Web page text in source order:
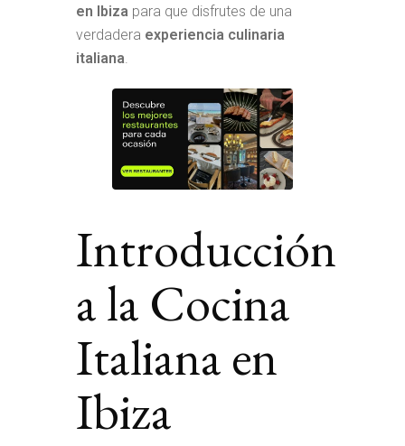
en Ibiza para que disfrutes de una
verdadera experiencia culinaria
italiana.
Introducción
a la Cocina
Italiana en
Ibiza